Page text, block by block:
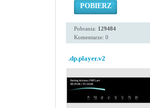
POBIERZ
Pobrania: 129484
Komentarze: 0
.dp.player.v2